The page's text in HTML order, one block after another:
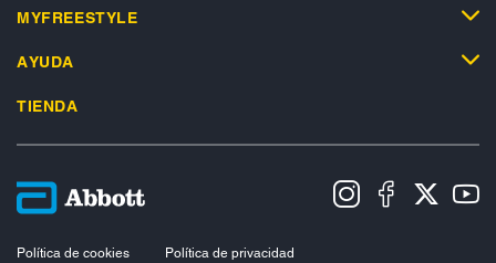
MYFREESTYLE
AYUDA
TIENDA
Política de cookies
Política de privacidad